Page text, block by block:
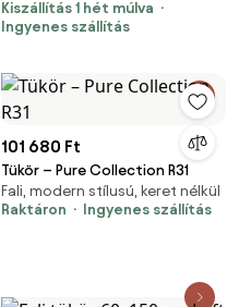
Kiszállítás 1 hét múlva
Ingyenes szállítás
101 680 Ft
Tükör – Pure Collection R31
Fali, modern stílusú, keret nélkül
Raktáron
Ingyenes szállítás